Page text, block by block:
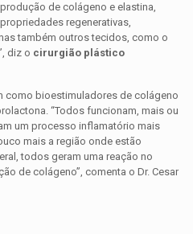
de colágeno e elastina,
regenerativas,
também outros tecidos, como o
diz o cirurgião plástico
como bioestimuladores de colágeno
“Todos funcionam, mais ou
um processo inflamatório mais
mais a região onde estão
todos geram uma reação no
de colágeno”, comenta o Dr. Cesar